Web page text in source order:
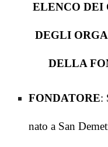
ELENCO DEI
DEGLI
DELLA
FONDATORE:
nato a San